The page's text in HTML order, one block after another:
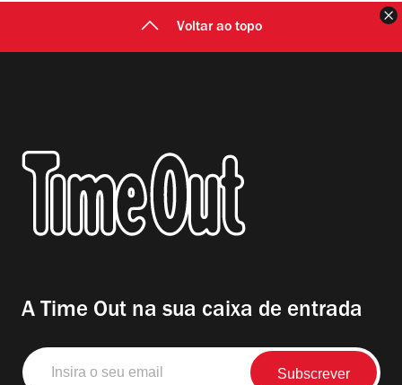
Voltar ao topo
A Time Out na sua caixa de entrada
Insira
o